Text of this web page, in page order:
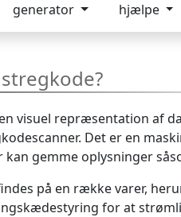
generator hjælpe
visuel repræsentation af
Det er en
kan gemme oplysninger
på en række varer,
for at